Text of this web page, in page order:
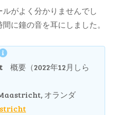
がよく分かりませんでし
に鐘の音を耳にしました。
概要（2022年12月しら
オランダ